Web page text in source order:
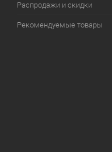
Распродажи и скидки
Рекомендуемые товары